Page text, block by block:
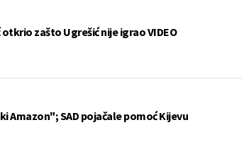
zašto Ugrešić nije igrao VIDEO
Amazon"; SAD pojačale pomoć Kijevu